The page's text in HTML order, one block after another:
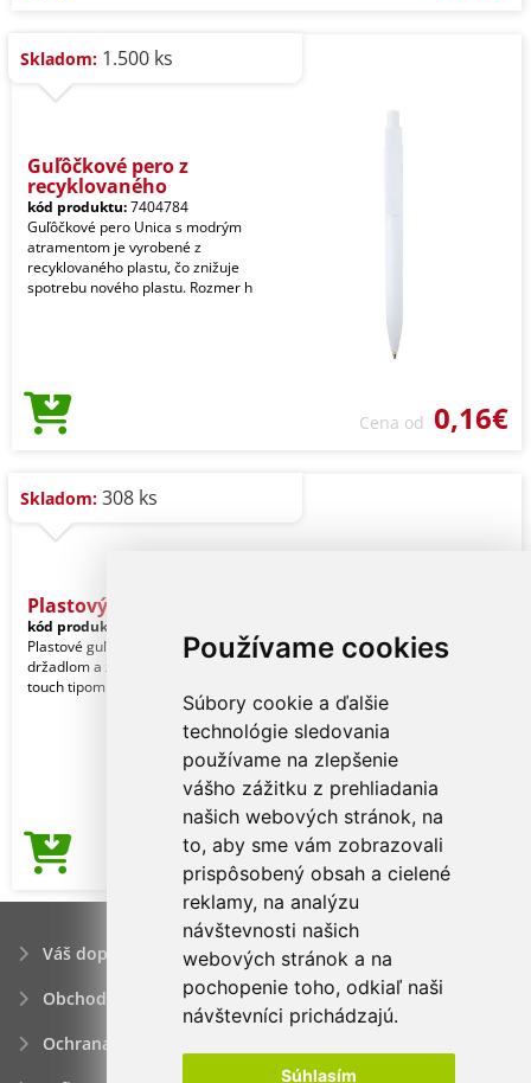
Používame cookies
Súbory cookie a ďalšie
technológie sledovania
používame na zlepšenie
vášho zážitku z prehliadania
našich webových stránok, na
to, aby sme vám zobrazovali
prispôsobený obsah a cielené
reklamy, na analýzu
návštevnosti našich
webových stránok a na
pochopenie toho, odkiaľ naši
návštevníci prichádzajú.
Súhlasím
Skladom: 1.500 ks
Guľôčkové pero z
recyklovaného
kód produktu:7404784
Guľôčkové pero Unica s modrým
atramentom je vyrobené z
recyklovaného plastu, čo znižuje
spotrebu nového plastu. Rozmer h
Cena od 0,16€
Skladom: 308 ks
Plastový stylus
kód produktu:
Plastové guľôčkové pero s mäkkým
držadlom a zodpovedajúcim soft
touch tipom. Modrý atrament.
Cena od 0,13€
Váš dopyt
Obchodné podmienky
Ochrana osobných údajov